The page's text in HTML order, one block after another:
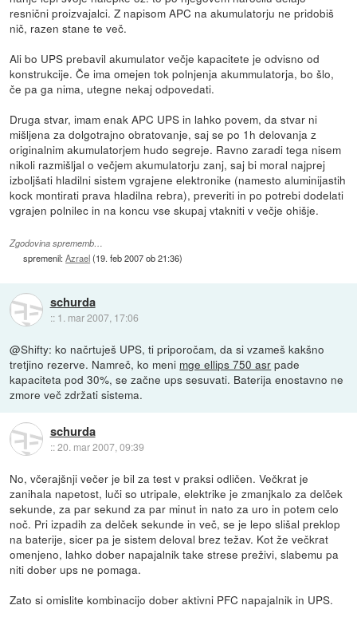
resnični proizvajalci. Z napisom APC na akumulatorju ne pridobiš
nič, razen stane te več.
Ali bo UPS prebavil akumulator večje kapacitete je odvisno od
konstrukcije. Če ima omejen tok polnjenja akummulatorja, bo šlo,
če pa ga nima, utegne nekaj odpovedati.
Druga stvar, imam enak APC UPS in lahko povem, da stvar ni
mišljena za dolgotrajno obratovanje, saj se po 1h delovanja z
originalnim akumulatorjem hudo segreje. Ravno zaradi tega nisem
nikoli razmišljal o večjem akumulatorju zanj, saj bi moral najprej
izboljšati hladilni sistem vgrajene elektronike (namesto aluminijastih
kock montirati prava hladilna rebra), preveriti in po potrebi dodelati
vgrajen polnilec in na koncu vse skupaj vtakniti v večje ohišje.
Zgodovina sprememb…
spremenil:Azrael(19. feb 2007 ob 21:36)
schurda
:: 1. mar 2007, 17:06
@Shifty: ko načrtuješ UPS, ti priporočam, da si vzameš kakšno
tretjino rezerve. Namreč, ko meni mge ellips 750 asr pade
kapaciteta pod 30%, se začne ups sesuvati. Baterija enostavno ne
zmore več zdržati sistema.
schurda
::20. mar 2007, 09:39
No, včerajšnji večer je bil za test v praksi odličen. Večkrat je
zanihala napetost, luči so utripale, elektrike je zmanjkalo za delček
sekunde, za par sekund za par minut in nato za uro in potem celo
noč. Pri izpadih za delček sekunde in več, se je lepo slišal preklop
na baterije, sicer pa je sistem deloval brez težav. Kot že večkrat
omenjeno, lahko dober napajalnik take strese preživi, slabemu pa
niti dober ups ne pomaga.
Zato si omislite kombinacijo dober aktivni PFC napajalnik in UPS.